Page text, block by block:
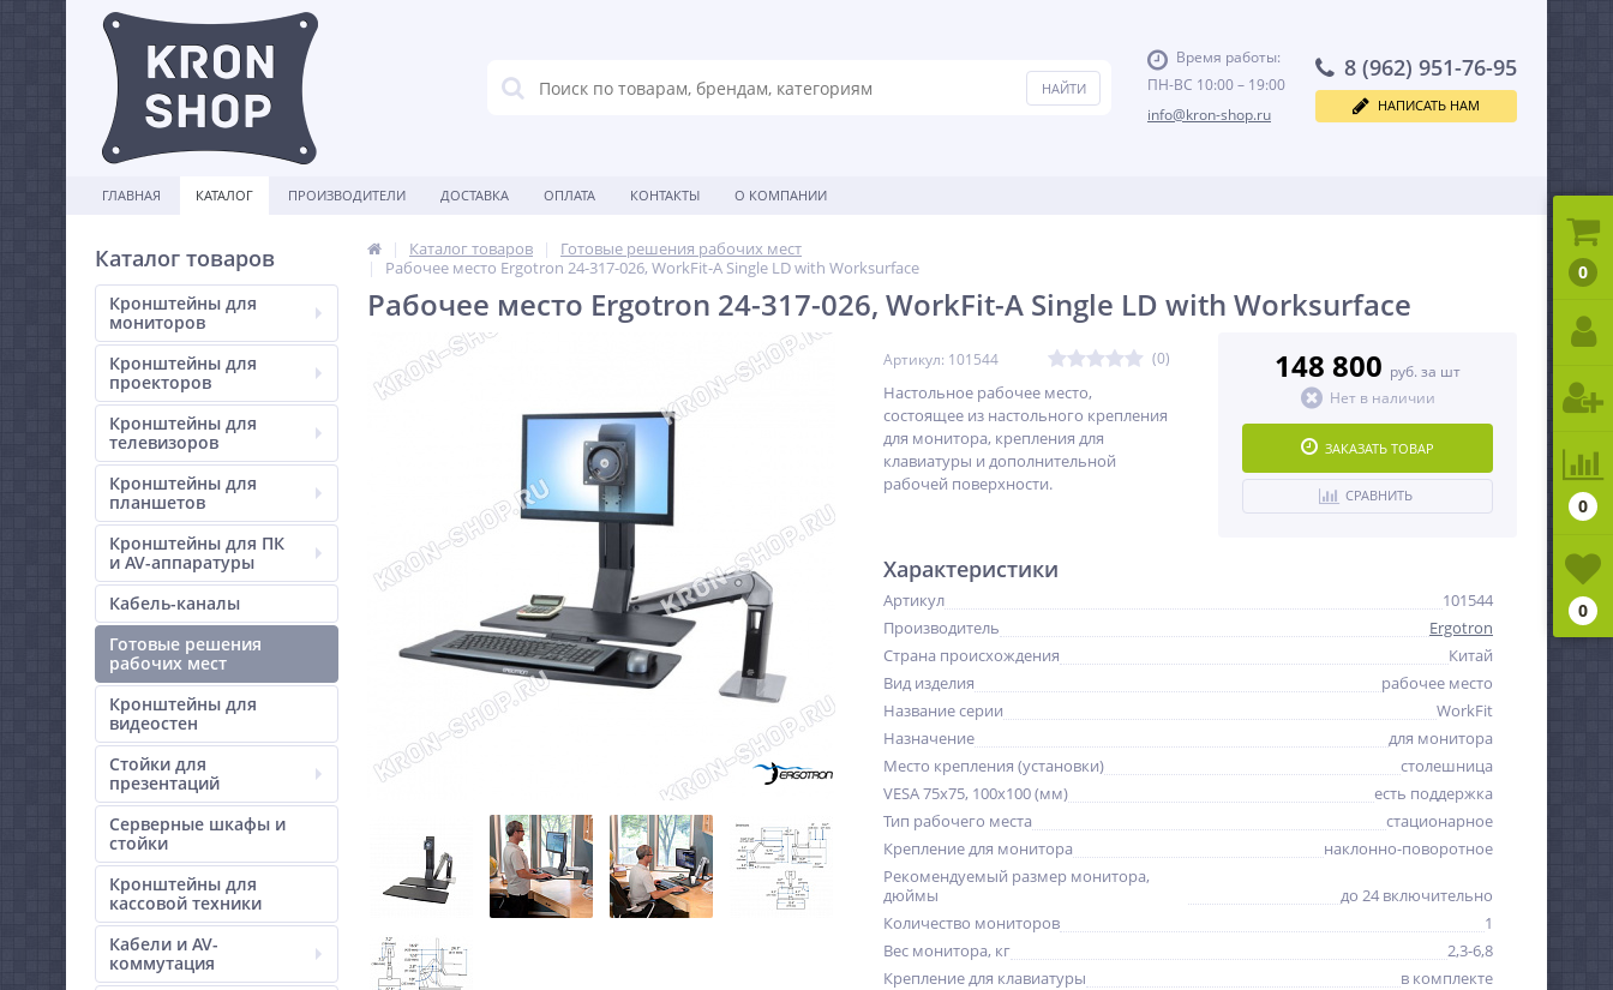
Время работы:
ПН-ВС 10:00 – 19:00
info@kron-shop.ru
8 (962) 951-76-95
НАПИСАТЬ НАМ
ГЛАВНАЯ КАТАЛОГ ПРОИЗВОДИТЕЛИ ДОСТАВКА ОПЛАТА КОНТАКТЫ О КОМПАНИИ
Каталог товаров
Кронштейны для
мониторов
Кронштейны для
проекторов
Кронштейны для
телевизоров
Кронштейны для
планшетов
Кронштейны для ПК
и AV-аппаратуры
Кабель-каналы
Готовые решения
рабочих мест
Кронштейны для
видеостен
Стойки для
презентаций
Серверные шкафы и
стойки
Кронштейны для
кассовой техники
Кабели и AV-
коммутация
Каталог товаров
Готовые решения рабочих мест
Рабочее место Ergotron 24-317-026, WorkFit-A Single LD with Worksurface
Рабочее место Ergotron 24-317-026, WorkFit-A Single LD with Worksurface
Артикул: 101544 (0)
Настольное рабочее место,
состоящее из настольного крепления
для монитора, крепления для
клавиатуры и дополнительной
рабочей поверхности.
148 800 руб. за шт
Нет в наличии
ЗАКАЗАТЬ ТОВАР
СРАВНИТЬ
Характеристики
Артикул
101544
Производитель
Ergotron
Страна происхождения
Китай
Вид изделия
рабочее место
Название серии
WorkFit
Назначение
для монитора
Место крепления (установки)
столешница
VESA 75x75, 100x100 (мм)
есть поддержка
Тип рабочего места
стационарное
Крепление для монитора
наклонно-поворотное
Рекомендуемый размер монитора,
дюймы
до 24 включительно
Количество мониторов
1
Вес монитора, кг
2,3-6,8
Крепление для клавиатуры
в комплекте
0
0
0